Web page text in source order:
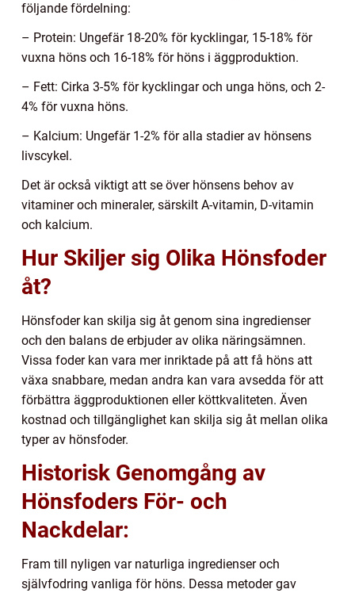
följande fördelning:
– Protein: Ungefär 18-20% för kycklingar, 15-18% för
vuxna höns och 16-18% för höns i äggproduktion.
– Fett: Cirka 3-5% för kycklingar och unga höns, och 2-
4% för vuxna höns.
– Kalcium: Ungefär 1-2% för alla stadier av hönsens
livscykel.
Det är också viktigt att se över hönsens behov av
vitaminer och mineraler, särskilt A-vitamin, D-vitamin
och kalcium.
Hur Skiljer sig Olika Hönsfoder
åt?
Hönsfoder kan skilja sig åt genom sina ingredienser
och den balans de erbjuder av olika näringsämnen.
Vissa foder kan vara mer inriktade på att få höns att
växa snabbare, medan andra kan vara avsedda för att
förbättra äggproduktionen eller köttkvaliteten. Även
kostnad och tillgänglighet kan skilja sig åt mellan olika
typer av hönsfoder.
Historisk Genomgång av
Hönsfoders För- och
Nackdelar:
Fram till nyligen var naturliga ingredienser och
självfodring vanliga för höns. Dessa metoder gav